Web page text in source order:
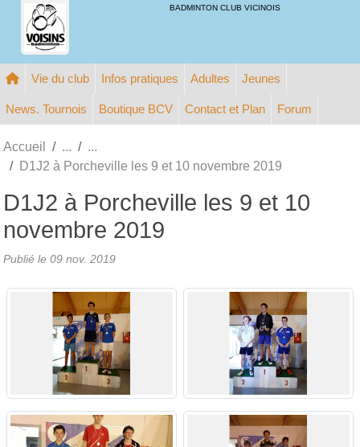
BADMINTON CLUB VICINOIS
Vie du club Infos pratiques Adultes Jeunes
News. Tournois Boutique BCV Contact et Plan Forum
Accueil
D1J2 à Porcheville les 9 et 10 novembre 2019
D1J2 à Porcheville les 9 et 10
novembre 2019
Publié le 09 nov. 2019
Panneau de gestion des cookies